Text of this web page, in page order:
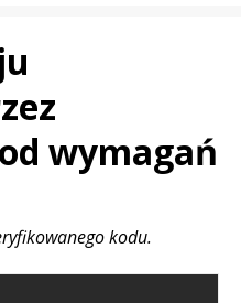
wymagań
kodu.